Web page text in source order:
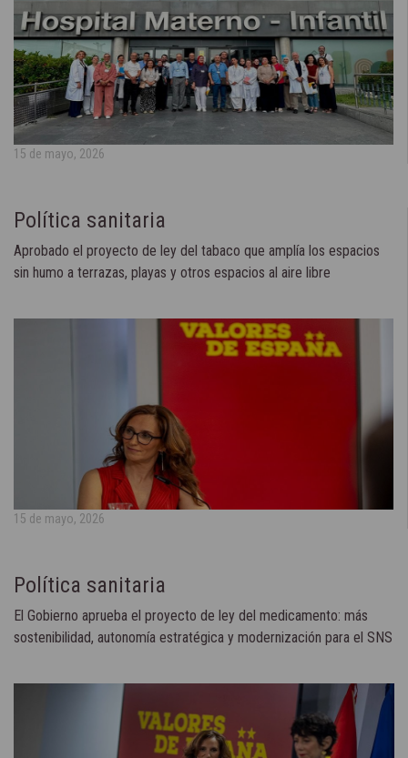
15 de mayo, 2026
Política sanitaria
Aprobado el proyecto de ley del tabaco que amplía los espacios
sin humo a terrazas, playas y otros espacios al aire libre
15 de mayo, 2026
Política sanitaria
El Gobierno aprueba el proyecto de ley del medicamento: más
sostenibilidad, autonomía estratégica y modernización para el SNS